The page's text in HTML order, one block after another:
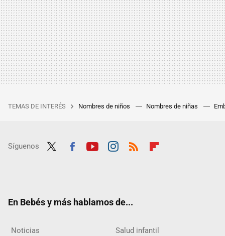
TEMAS DE INTERÉS Nombres de niños Nombres de niñas
Síguenos
En Bebés y más hablamos de...
Noticias Salud infantil